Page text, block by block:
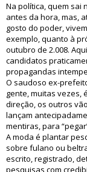
Na política, quem sai
antes da hora, mas,
gosto do poder,
exemplo, quanto à
outubro de 2.008.
candidatos
propagandas
O saudoso ex-
gente, muitas vezes,
direção, os outros
lançam
mentiras, para
A moda é plantar
sobre fulano ou
escrito, registrado,
pesquisas com